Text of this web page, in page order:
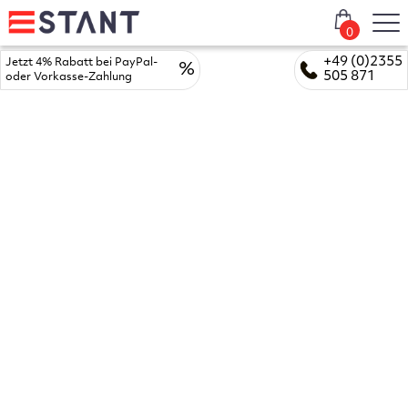
+49 (0)2355
505 871
Jetzt 4% Rabatt bei PayPal-
oder Vorkasse-Zahlung
%
0